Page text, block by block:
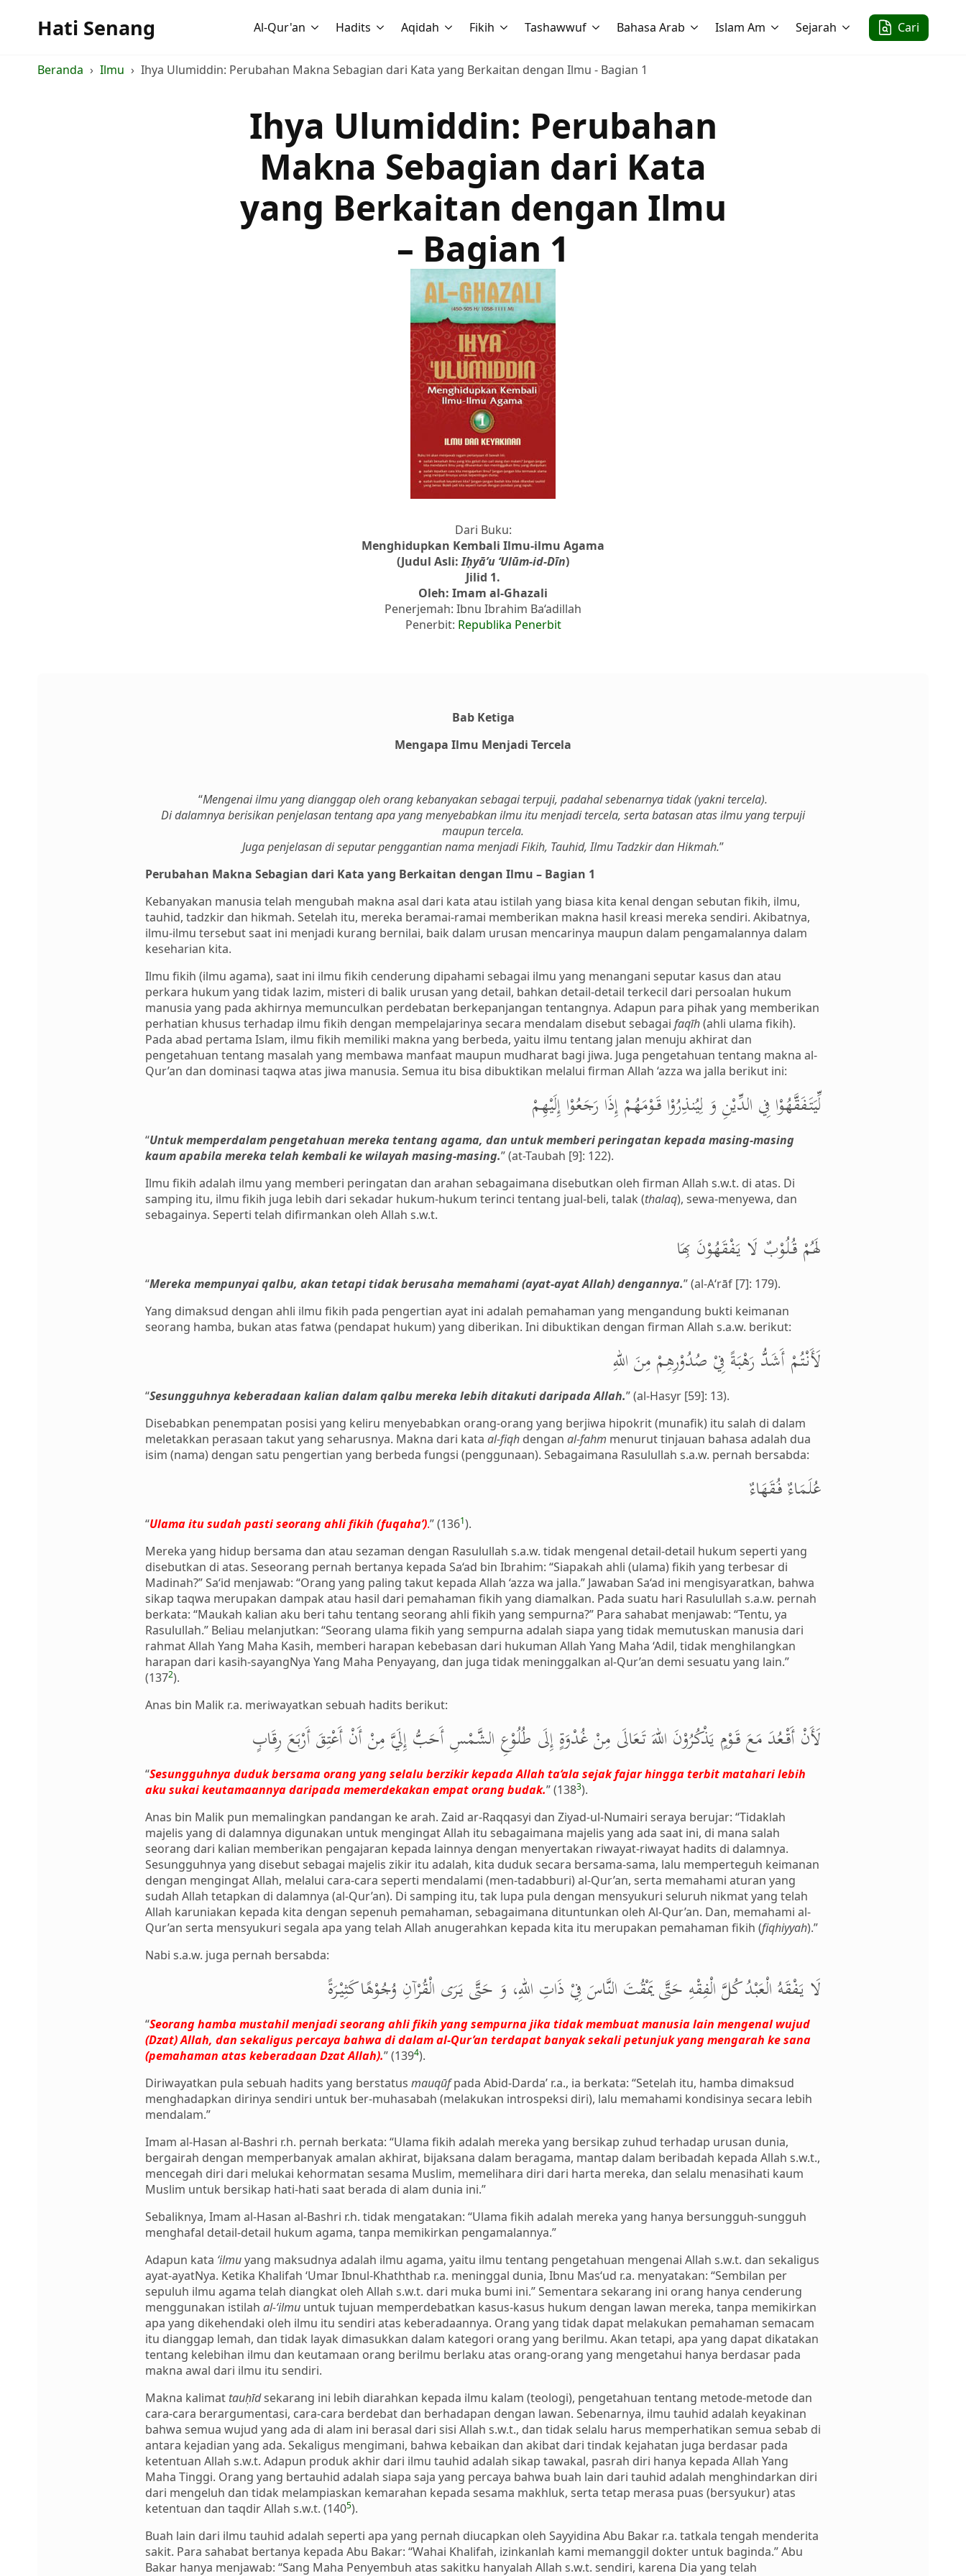
Hati Senang Al-Qur'an Hadits Aqidah Fikih Tashawwuf Bahasa Arab Islam Am Sejarah Cari
Beranda Ilmu Ihya Ulumiddin: Perubahan Makna Sebagian dari Kata yang Berkaitan dengan Ilmu - Bagian 1
Ihya Ulumiddin: Perubahan
Makna Sebagian dari Kata
yang Berkaitan dengan Ilmu
– Bagian 1
Dari Buku:
Menghidupkan Kembali Ilmu-ilmu Agama
(Judul Asli:Iḥyā’u ‘Ulūm-id-Dīn)
Jilid 1.
Oleh: Imam al-Ghazali
Penerjemah: Ibnu Ibrahim Ba‘adillah
Penerbit: Republika Penerbit
Bab Ketiga
Mengapa Ilmu Menjadi Tercela
“Mengenai ilmu yang dianggap oleh orang kebanyakan sebagai terpuji, padahal sebenarnya tidak (yakni tercela).
Di dalamnya berisikan penjelasan tentang apa yang menyebabkan ilmu itu menjadi tercela, serta batasan atas ilmu yang terpuji
maupun tercela.
Juga penjelasan di seputar penggantian nama menjadi Fikih, Tauhid, Ilmu Tadzkir dan Hikmah.”
Perubahan Makna Sebagian dari Kata yang Berkaitan dengan Ilmu – Bagian 1
Kebanyakan manusia telah mengubah makna asal dari kata atau istilah yang biasa kita kenal dengan sebutan fikih, ilmu,
tauhid, tadzkir dan hikmah. Setelah itu, mereka beramai-ramai memberikan makna hasil kreasi mereka sendiri. Akibatnya,
ilmu-ilmu tersebut saat ini menjadi kurang bernilai, baik dalam urusan mencarinya maupun dalam pengamalannya dalam
keseharian kita.
Ilmu fikih (ilmu agama), saat ini ilmu fikih cenderung dipahami sebagai ilmu yang menangani seputar kasus dan atau
perkara hukum yang tidak lazim, misteri di balik urusan yang detail, bahkan detail-detail terkecil dari persoalan hukum
manusia yang pada akhirnya memunculkan perdebatan berkepanjangan tentangnya. Adapun para pihak yang memberikan
perhatian khusus terhadap ilmu fikih dengan mempelajarinya secara mendalam disebut sebagai faqīh(ahli ulama fikih).
Pada abad pertama Islam, ilmu fikih memiliki makna yang berbeda, yaitu ilmu tentang jalan menuju akhirat dan
pengetahuan tentang masalah yang membawa manfaat maupun mudharat bagi jiwa. Juga pengetahuan tentang makna al-
Qur’an dan dominasi taqwa atas jiwa manusia. Semua itu bisa dibuktikan melalui firman Allah ‘azza wa jalla berikut ini:
لِّيَتَفَقَّهُوْا فِي الدِّيْنِ وَ لِيُنذِرُوْا قَوْمَهُمْ إِذَا رَجَعُوْا إِلَيْهِمْ
“Untuk memperdalam pengetahuan mereka tentang agama, dan untuk memberi peringatan kepada masing-masing
kaum apabila mereka telah kembali ke wilayah masing-masing.” (at-Taubah [9]: 122).
Ilmu fikih adalah ilmu yang memberi peringatan dan arahan sebagaimana disebutkan oleh firman Allah s.w.t. di atas. Di
samping itu, ilmu fikih juga lebih dari sekadar hukum-hukum terinci tentang jual-beli, talak (thalaq), sewa-menyewa, dan
sebagainya. Seperti telah difirmankan oleh Allah s.w.t.
لَهُمْ قُلُوْبٌ لَا يَفْقَهُوْنَ بِهَا
“Mereka mempunyai qalbu, akan tetapi tidak berusaha memahami (ayat-ayat Allah) dengannya.” (al-A‘rāf [7]: 179).
Yang dimaksud dengan ahli ilmu fikih pada pengertian ayat ini adalah pemahaman yang mengandung bukti keimanan
seorang hamba, bukan atas fatwa (pendapat hukum) yang diberikan. Ini dibuktikan dengan firman Allah s.a.w. berikut:
لَأَنْتُمْ أَشَدُّ رَهْبَةً فِيْ صُدُوْرِهِمْ مِنَ اللهِ
“Sesungguhnya keberadaan kalian dalam qalbu mereka lebih ditakuti daripada Allah.” (al-Hasyr [59]: 13).
Disebabkan penempatan posisi yang keliru menyebabkan orang-orang yang berjiwa hipokrit (munafik) itu salah di dalam
meletakkan perasaan takut yang seharusnya. Makna dari kata al-fiqh dengan al-fahm menurut tinjauan bahasa adalah dua
isim (nama) dengan satu pengertian yang berbeda fungsi (penggunaan). Sebagaimana Rasulullah s.a.w. pernah bersabda:
عُلَمَاءٌ فُقَهَاءٌ
“Ulama itu sudah pasti seorang ahli fikih (fuqaha’).” (1361).
Mereka yang hidup bersama dan atau sezaman dengan Rasulullah s.a.w. tidak mengenal detail-detail hukum seperti yang
disebutkan di atas. Seseorang pernah bertanya kepada Sa‘ad bin Ibrahim: “Siapakah ahli (ulama) fikih yang terbesar di
Madinah?” Sa‘id menjawab: “Orang yang paling takut kepada Allah ‘azza wa jalla.” Jawaban Sa‘ad ini mengisyaratkan, bahwa
sikap taqwa merupakan dampak atau hasil dari pemahaman fikih yang diamalkan. Pada suatu hari Rasulullah s.a.w. pernah
berkata: “Maukah kalian aku beri tahu tentang seorang ahli fikih yang sempurna?” Para sahabat menjawab: “Tentu, ya
Rasulullah.” Beliau melanjutkan: “Seorang ulama fikih yang sempurna adalah siapa yang tidak memutuskan manusia dari
rahmat Allah Yang Maha Kasih, memberi harapan kebebasan dari hukuman Allah Yang Maha ‘Adil, tidak menghilangkan
harapan dari kasih-sayangNya Yang Maha Penyayang, dan juga tidak meninggalkan al-Qur’an demi sesuatu yang lain.”
(1372).
Anas bin Malik r.a. meriwayatkan sebuah hadits berikut:
لَأَنْ أَقْعُدَ مَعَ قَوْمٍ يَذْكُرُوْنَ اللهَ تَعَالَى مِنْ غُدْوَةٍ إِلَى طُلُوْعِ الشَّمْسِ أَحَبُّ إِلَيَّ مِنْ أَنْ أَعْتِقَ أَرْبَعَ رِقَابٍ
“Sesungguhnya duduk bersama orang yang selalu berzikir kepada Allah ta‘ala sejak fajar hingga terbit matahari lebih
aku sukai keutamaannya daripada memerdekakan empat orang budak.” (1383).
Anas bin Malik pun memalingkan pandangan ke arah. Zaid ar-Raqqasyi dan Ziyad-ul-Numairi seraya berujar: “Tidaklah
majelis yang di dalamnya digunakan untuk mengingat Allah itu sebagaimana majelis yang ada saat ini, di mana salah
seorang dari kalian memberikan pengajaran kepada lainnya dengan menyertakan riwayat-riwayat hadits di dalamnya.
Sesungguhnya yang disebut sebagai majelis zikir itu adalah, kita duduk secara bersama-sama, lalu memperteguh keimanan
dengan mengingat Allah, melalui cara-cara seperti mendalami (men-tadabburi) al-Qur’an, serta memahami aturan yang
sudah Allah tetapkan di dalamnya (al-Qur’an). Di samping itu, tak lupa pula dengan mensyukuri seluruh nikmat yang telah
Allah karuniakan kepada kita dengan sepenuh pemahaman, sebagaimana dituntunkan oleh Al-Qur’an. Dan, memahami al-
Qur’an serta mensyukuri segala apa yang telah Allah anugerahkan kepada kita itu merupakan pemahaman fikih (fiqhiyyah).”
Nabi s.a.w. juga pernah bersabda:
لَا يَفْقَهُ الْعَبْدُ كُلَّ الْفِقْهِ حَتَّى يَمْقُتَ النَّاسَ فِيْ ذَاتِ اللهِ، وَ حَتَّى يَرَى الْقُرْآنِ وُجُوْهًا كَثِيْرَةً
“Seorang hamba mustahil menjadi seorang ahli fikih yang sempurna jika tidak membuat manusia lain mengenal wujud
(Dzat) Allah, dan sekaligus percaya bahwa di dalam al-Qur’an terdapat banyak sekali petunjuk yang mengarah ke sana
(pemahaman atas keberadaan Dzat Allah).” (1394).
Diriwayatkan pula sebuah hadits yang berstatus mauqūfpada Abid-Darda’ r.a., ia berkata: “Setelah itu, hamba dimaksud
menghadapkan dirinya sendiri untuk ber-muhasabah (melakukan introspeksi diri), lalu memahami kondisinya secara lebih
mendalam.”
Imam al-Hasan al-Bashri r.h. pernah berkata: “Ulama fikih adalah mereka yang bersikap zuhud terhadap urusan dunia,
bergairah dengan memperbanyak amalan akhirat, bijaksana dalam beragama, mantap dalam beribadah kepada Allah s.w.t.,
mencegah diri dari melukai kehormatan sesama Muslim, memelihara diri dari harta mereka, dan selalu menasihati kaum
Muslim untuk bersikap hati-hati saat berada di alam dunia ini.”
Sebaliknya, Imam al-Hasan al-Bashri r.h. tidak mengatakan: “Ulama fikih adalah mereka yang hanya bersungguh-sungguh
menghafal detail-detail hukum agama, tanpa memikirkan pengamalannya.”
Adapun kata ‘ilmuyang maksudnya adalah ilmu agama, yaitu ilmu tentang pengetahuan mengenai Allah s.w.t. dan sekaligus
ayat-ayatNya. Ketika Khalifah ‘Umar Ibnul-Khaththab r.a. meninggal dunia, Ibnu Mas‘ud r.a. menyatakan: “Sembilan per
sepuluh ilmu agama telah diangkat oleh Allah s.w.t. dari muka bumi ini.” Sementara sekarang ini orang hanya cenderung
menggunakan istilah al-‘ilmu untuk tujuan memperdebatkan kasus-kasus hukum dengan lawan mereka, tanpa memikirkan
apa yang dikehendaki oleh ilmu itu sendiri atas keberadaannya. Orang yang tidak dapat melakukan pemahaman semacam
itu dianggap lemah, dan tidak layak dimasukkan dalam kategori orang yang berilmu. Akan tetapi, apa yang dapat dikatakan
tentang kelebihan ilmu dan keutamaan orang berilmu berlaku atas orang-orang yang mengetahui hanya berdasar pada
makna awal dari ilmu itu sendiri.
Makna kalimat tauḥīdsekarang ini lebih diarahkan kepada ilmu kalam (teologi), pengetahuan tentang metode-metode dan
cara-cara berargumentasi, cara-cara berdebat dan berhadapan dengan lawan. Sebenarnya, ilmu tauhid adalah keyakinan
bahwa semua wujud yang ada di alam ini berasal dari sisi Allah s.w.t., dan tidak selalu harus memperhatikan semua sebab di
antara kejadian yang ada. Sekaligus mengimani, bahwa kebaikan dan akibat dari tindak kejahatan juga berdasar pada
ketentuan Allah s.w.t. Adapun produk akhir dari ilmu tauhid adalah sikap tawakal, pasrah diri hanya kepada Allah Yang
Maha Tinggi. Orang yang bertauhid adalah siapa saja yang percaya bahwa buah lain dari tauhid adalah menghindarkan diri
dari mengeluh dan tidak melampiaskan kemarahan kepada sesama makhluk, serta tetap merasa puas (bersyukur) atas
ketentuan dan taqdir Allah s.w.t. (1405).
Buah lain dari ilmu tauhid adalah seperti apa yang pernah diucapkan oleh Sayyidina Abu Bakar r.a. tatkala tengah menderita
sakit. Para sahabat bertanya kepada Abu Bakar: “Wahai Khalifah, izinkanlah kami memanggil dokter untuk baginda.” Abu
Bakar hanya menjawab: “Sang Maha Penyembuh atas sakitku hanyalah Allah s.w.t. sendiri, karena Dia yang telah